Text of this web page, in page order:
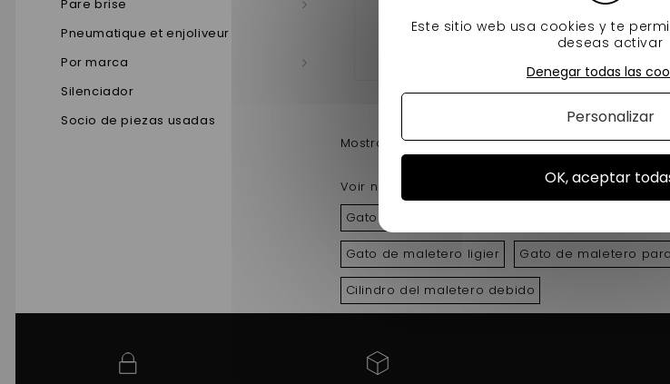
Pare brise
Pneumatique et enjoliveur
Por marca
Silenciador
Socio de piezas usadas
Añadir al carrito
Mostrando 1 - 1 de 1 item
Voir nos autres catégories :
Gato de maletero aixam
Gato de maletero ligier Gato de maletero
Cilindro del maletero debido
Este sitio web usa cookies y te
deseas activar
OK, aceptar
Denegar todas las
Personalizar